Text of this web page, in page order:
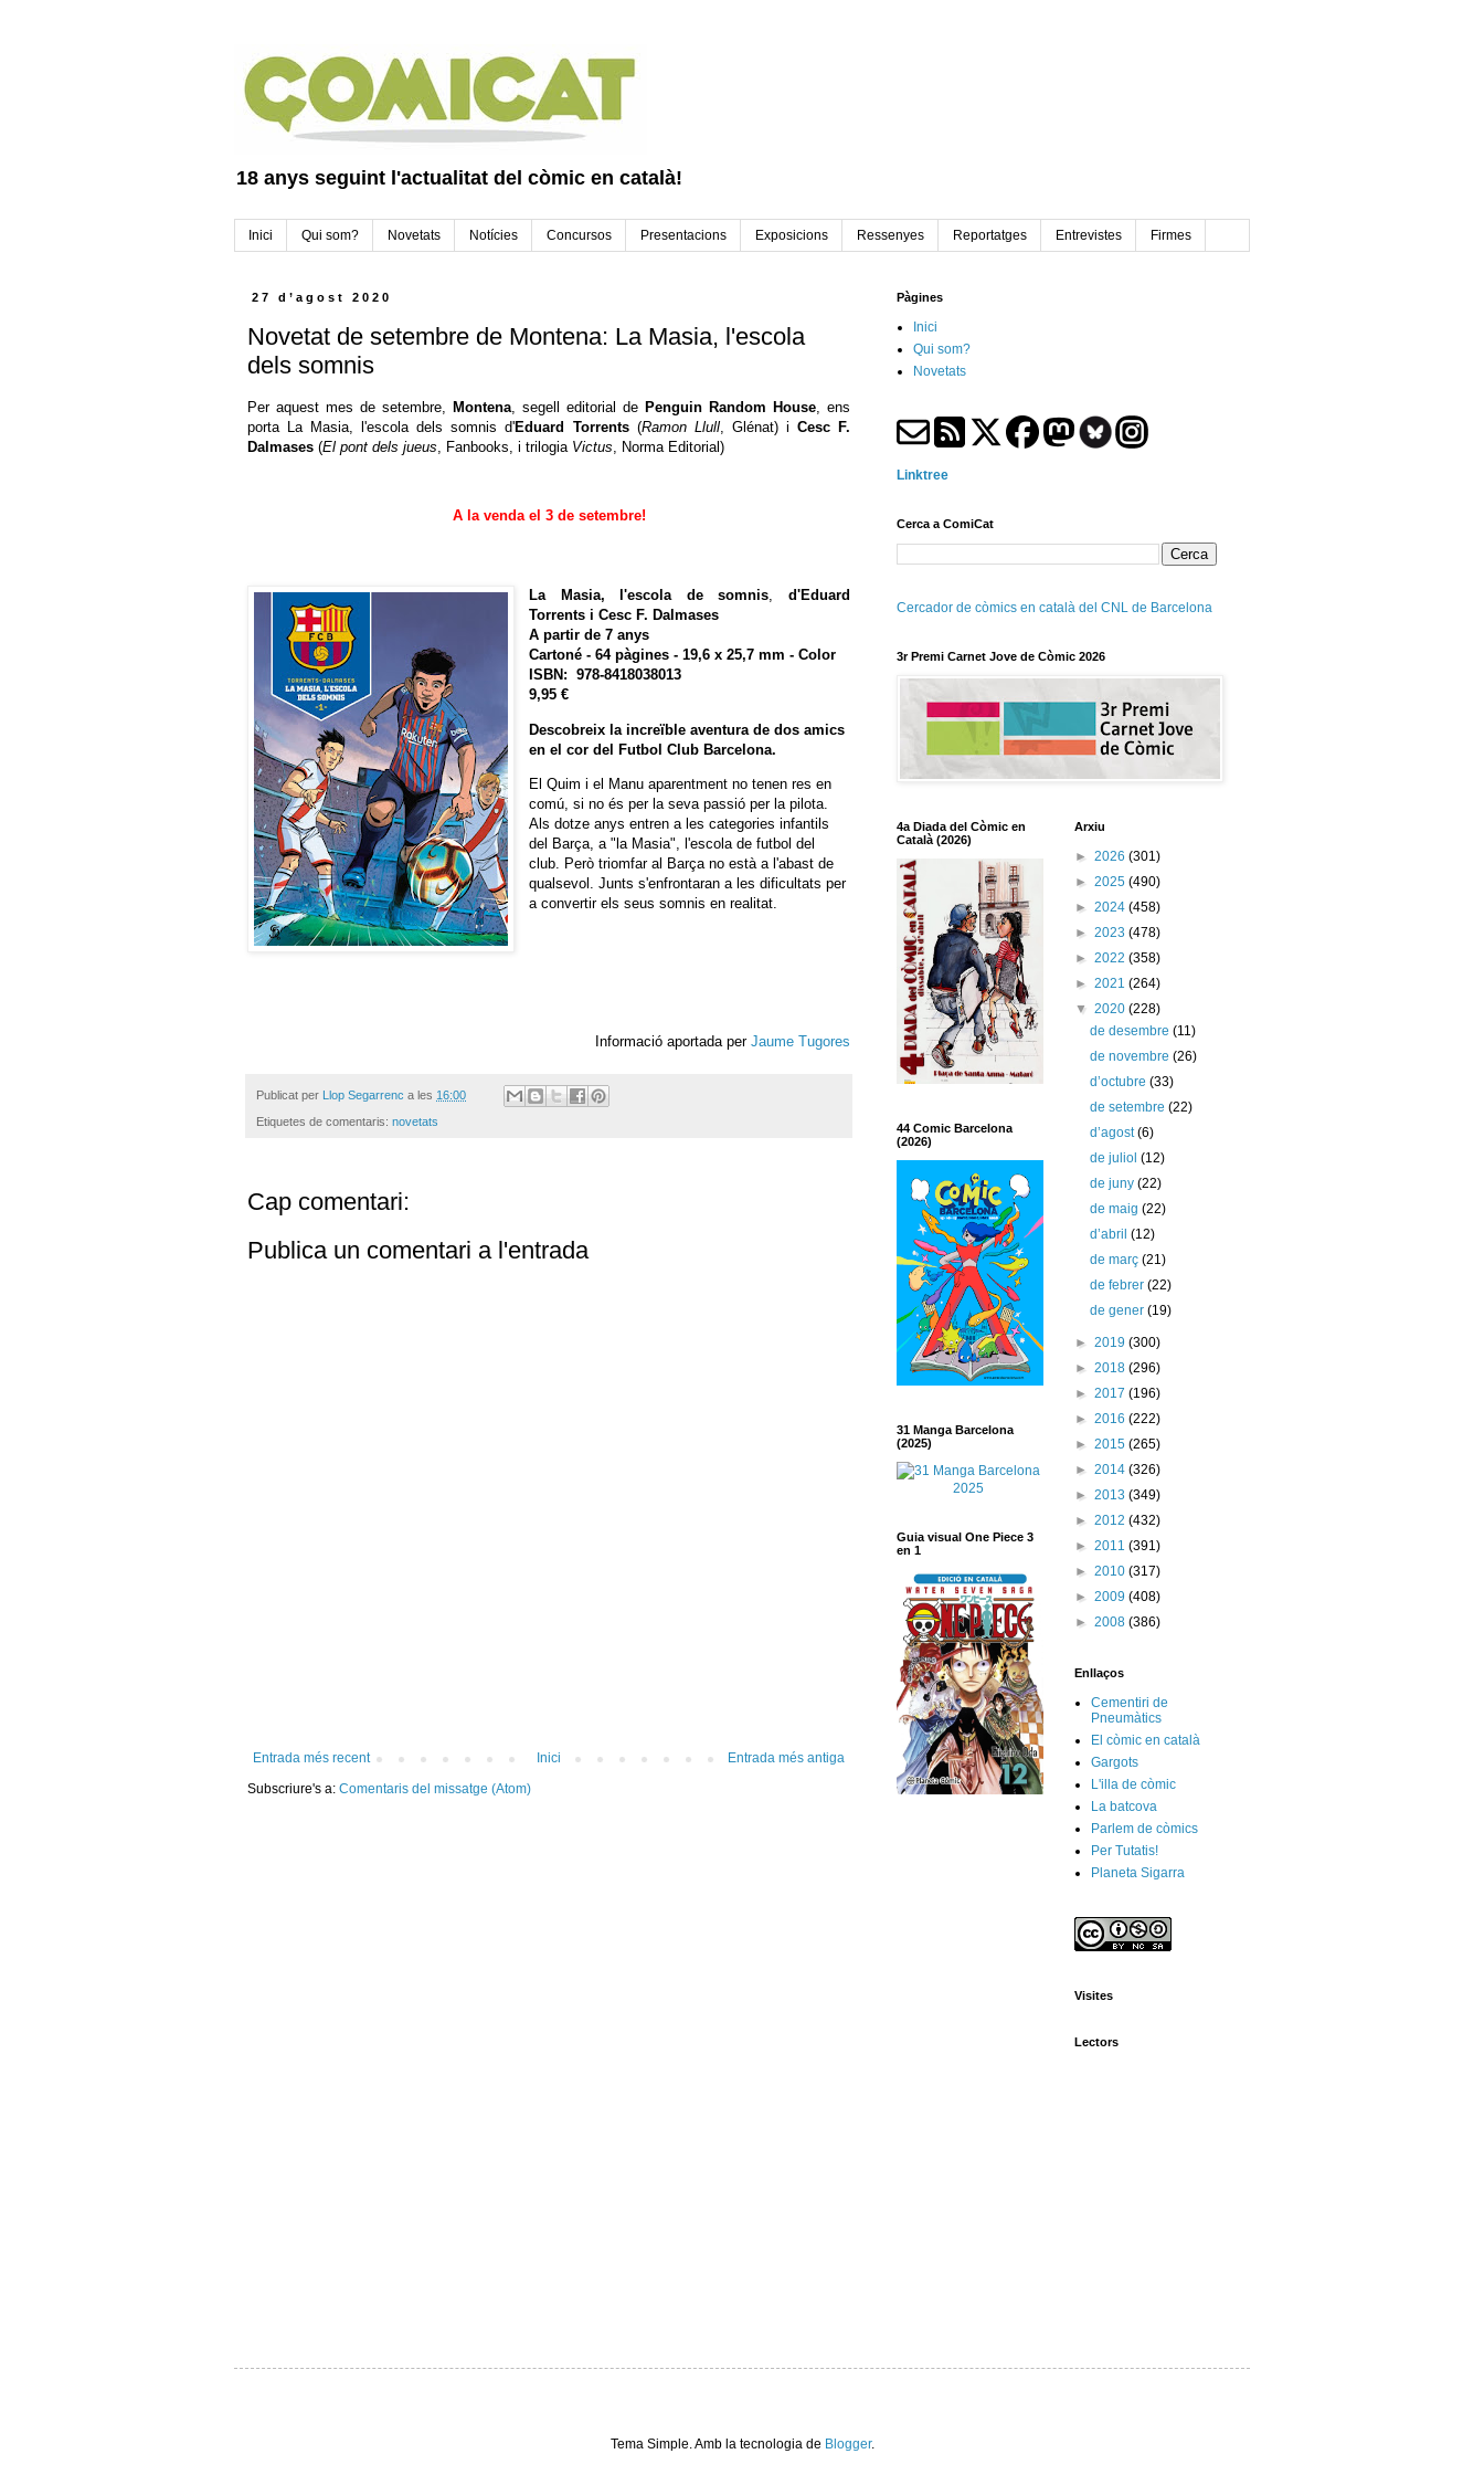
18 anys seguint l'actualitat del còmic en català!
Inici Qui som? Novetats Notícies Concursos Presentacions Exposicions Ressenyes Reportatges Entrevistes Firmes
27 d’agost 2020
Novetat de setembre de Montena: La Masia, l'escola
dels somnis
Per aquest mes de setembre, Montena, segell editorial de Penguin Random House, ens
porta La Masia, l'escola dels somnis d'Eduard Torrents(Ramon Llull, Glénat) i Cesc F.
Dalmases (El pont dels jueus, Fanbooks, i trilogia Victus, Norma Editorial)
A la venda el 3 de setembre!
La Masia, l'escola de somnis, d'Eduard
Torrents i Cesc F. Dalmases
A partir de 7 anys
Cartoné - 64pàgines - 19,6 x 25,7 mm - Color
ISBN :
978-8418038013
9,95 €
Descobreix la increïble aventura de dos amics
en el cor del Futbol Club Barcelona.
El Quim i el Manu aparentment no tenen res en
comú, si no és per la seva passió per la pilota.
Als dotze anys entren a les categories infantils
del Barça, a "la Masia", l'escola de futbol del
club. Però triomfar al Barça no està a l'abast de
qualsevol. Junts s'enfrontaran a les dificultats per
a convertir els seus somnis en realitat.
Informació aportada per Jaume Tugores
Publicat per Llop Segarrenc a les 16:00
Etiquetes de comentaris: novetats
Cap comentari:
Publica un comentari a l'entrada
Entrada més recent Entrada més antiga
Inici
Subscriure's a: Comentaris del missatge (Atom)
Pàgines
Inici
Qui som?
Novetats
Linktree
Cerca a ComiCat
Cercador de còmics en català del CNL de Barcelona
3r Premi Carnet Jove de Còmic 2026
4a Diada del Còmic en
Català (2026)
44 Comic Barcelona
(2026)
31 Manga Barcelona
(2025)
Guia visual One Piece 3
en 1
Arxiu
► 2026 (301)
► 2025 (490)
► 2024 (458)
► 2023 (478)
► 2022 (358)
► 2021 (264)
▼ 2020 (228)
de desembre(11)
de novembre(26)
d’octubre(33)
de setembre(22)
d’agost(6)
de juliol(12)
de juny(22)
de maig(22)
d’abril(12)
de març(21)
de febrer(22)
de gener(19)
► 2019 (300)
► 2018 (296)
► 2017 (196)
► 2016 (222)
► 2015 (265)
► 2014 (326)
► 2013 (349)
► 2012 (432)
► 2011 (391)
► 2010 (317)
► 2009 (408)
► 2008 (386)
Enllaços
Cementiri de
Pneumàtics
El còmic en català
Gargots
L'illa de còmic
La batcova
Parlem de còmics
Per Tutatis!
Planeta Sigarra
Visites
Lectors
Tema Simple. Amb la tecnologia de Blogger.